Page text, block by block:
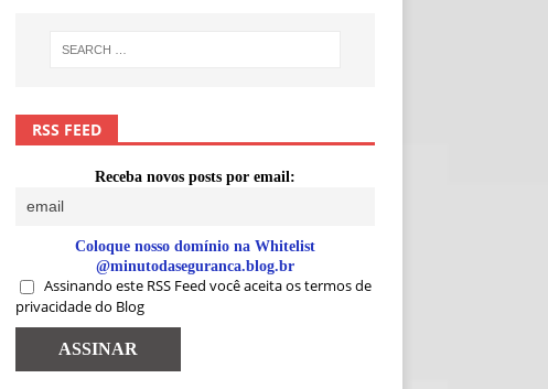
RSS FEED
Receba novos posts por email:
Coloque nosso domínio na Whitelist
@minutodaseguranca.blog.br
Assinando este RSS Feed você aceita os termos de
privacidade do Blog